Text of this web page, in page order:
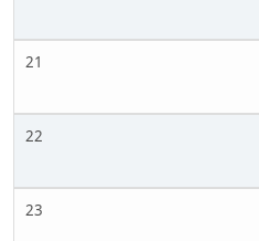
21
22
23